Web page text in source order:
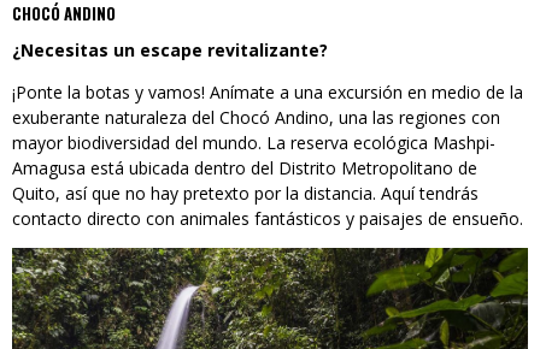
CHOCÓ ANDINO
¿Necesitas un escape revitalizante?
¡Ponte la botas y vamos! Anímate a una excursión en medio de la
exuberante naturaleza del Chocó Andino, una las regiones con
mayor biodiversidad del mundo. La reserva ecológica Mashpi-
Amagusa está ubicada dentro del Distrito Metropolitano de
Quito, así que no hay pretexto por la distancia. Aquí tendrás
contacto directo con animales fantásticos y paisajes de ensueño.